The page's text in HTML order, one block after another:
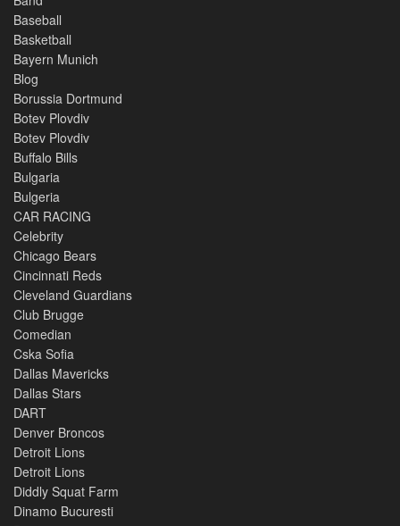
Baseball
Basketball
Bayern Munich
Blog
Borussia Dortmund
Botev Plovdiv
Botev Plovdiv
Buffalo Bills
Bulgaria
Bulgeria
CAR RACING
Celebrity
Chicago Bears
Cincinnati Reds
Cleveland Guardians
Club Brugge
Comedian
Cska Sofia
Dallas Mavericks
Dallas Stars
DART
Denver Broncos
Detroit Lions
Detroit Lions
Diddly Squat Farm
Dinamo Bucuresti